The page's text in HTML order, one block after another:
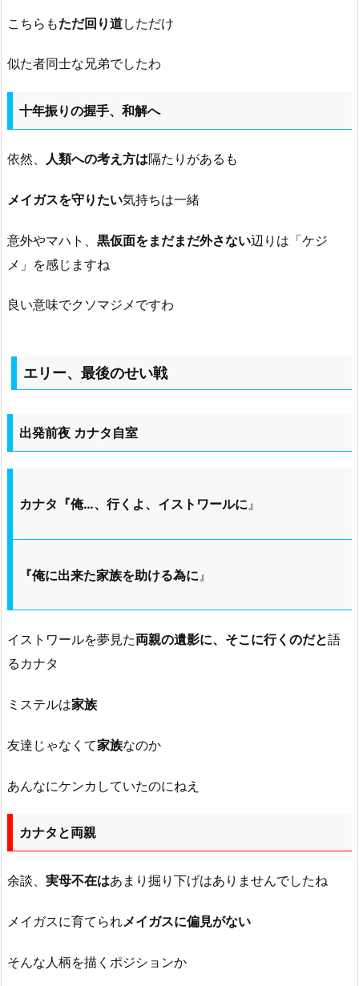
こちらもただ回り道しただけ
似た者同士な兄弟でしたわ
十年振りの握手、和解へ
依然、 人類への考え方は隔たりがあるも
メイガスを守りたい気持ちは一緒
意外やマハト、 黒仮面をまだまだ外さない辺りは「ケジ
メ」を感じますね
良い意味でクソマジメですわ
エリー、最後のせい戦
出発前夜 カナタ自室
カナタ『俺…、行くよ、イストワールに』
『俺に出来た家族を助ける為に 』
イストワールを夢見た両親の遺影に、そこに行くのだと語
るカナタ
ミステルは家族
友達じゃなくて家族なのか
あんなにケンカしていたのにねえ
カナタと両親
余談、 実母不在はあまり掘り下げはありませんでしたね
メイガスに育てられメイガスに偏見がない
そんな人柄を描くポジションか